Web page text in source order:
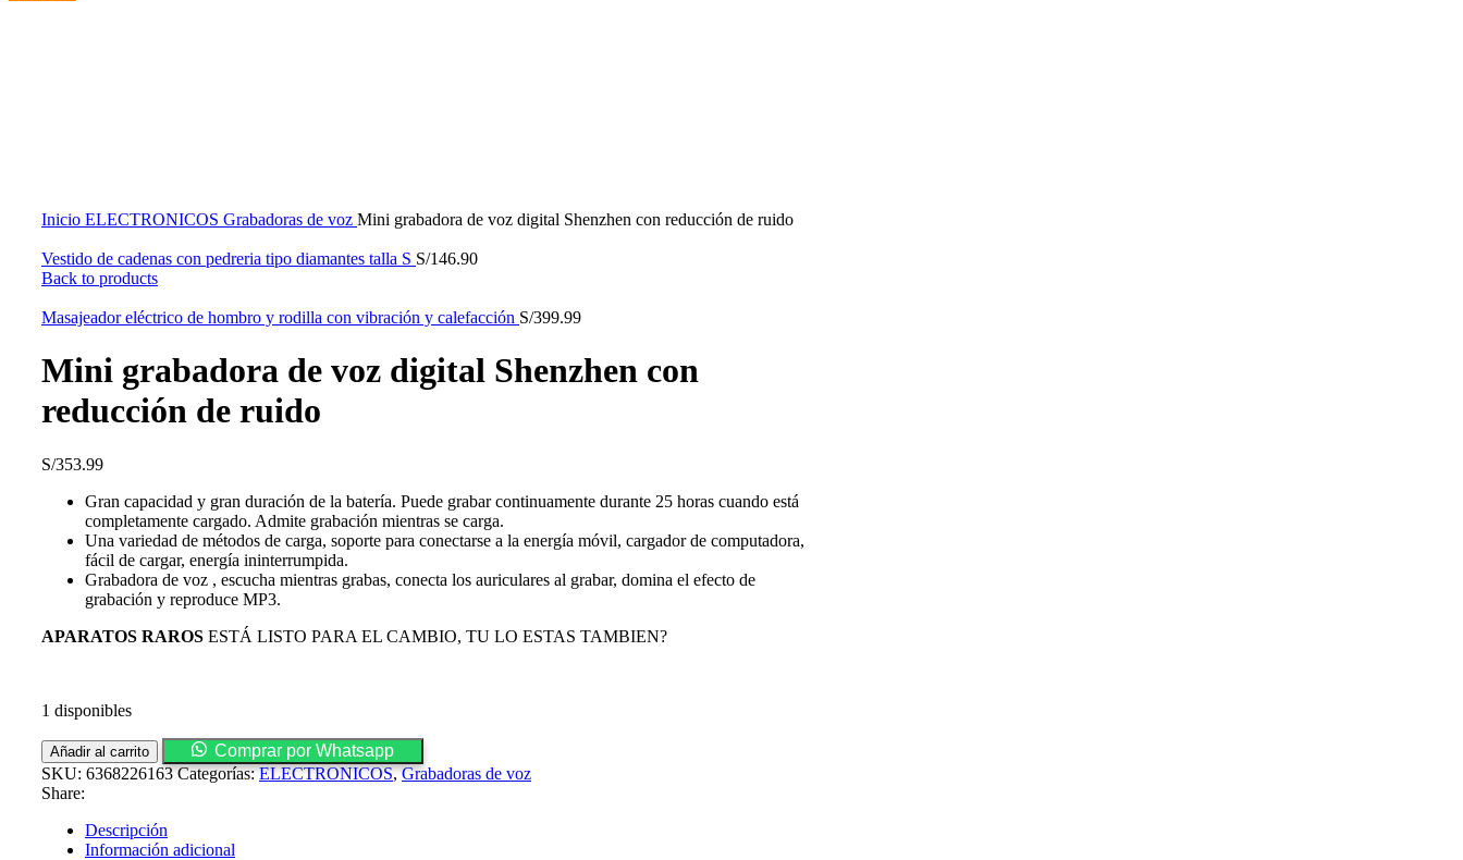
Inicio ELECTRONICOS Grabadoras de voz Mini grabadora de voz digital Shenzhen con reducción de ruido
Vestido de cadenas con pedreria tipo diamantes talla S S/146.90
Back to products
Masajeador eléctrico de hombro y rodilla con vibración y calefacción S/399.99
Mini grabadora de voz digital Shenzhen con
reducción de ruido
S/353.99
Gran capacidad y gran duración de la batería. Puede grabar continuamente durante 25 horas cuando está
completamente cargado. Admite grabación mientras se carga.
Una variedad de métodos de carga, soporte para conectarse a la energía móvil, cargador de computadora,
fácil de cargar, energía ininterrumpida.
Grabadora de voz , escucha mientras grabas, conecta los auriculares al grabar, domina el efecto de
grabación y reproduce MP3.
APARATOS RAROS ESTÁ LISTO PARA EL CAMBIO, TU LO ESTAS TAMBIEN?
1 disponibles
Mini
grabadora
de
voz
digital
Shenzhen
Añadir al carrito
Comprar por Whatsapp
SKU: 6368226163Categorías: ELECTRONICOS, Grabadoras de voz
Share:
Descripción
Información adicional